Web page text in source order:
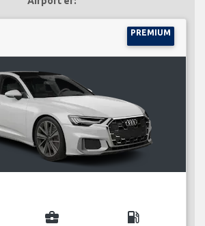
PREMIUM
business_center local_gas_station